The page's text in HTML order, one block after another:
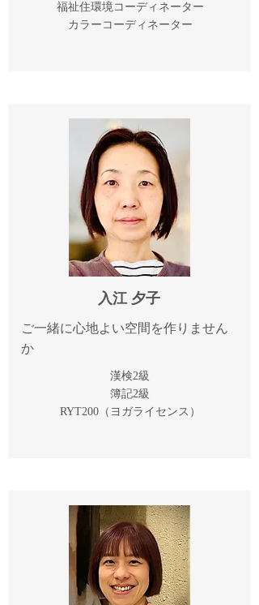
福祉住環境コーディネーター
​カラーコーディネーター
入江 夕子
ご一緒に心地よい空間を作りません
か
漢検2級
簿記2級
​RYT200（ヨガライセンス）